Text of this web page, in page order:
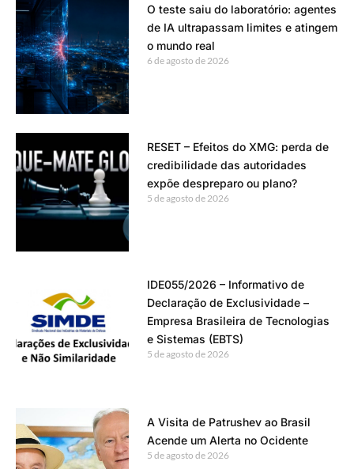
O teste saiu do laboratório: agentes
de IA ultrapassam limites e atingem
o mundo real
6 de agosto de 2026
RESET – Efeitos do XMG: perda de
credibilidade das autoridades
expõe despreparo ou plano?
5 de agosto de 2026
IDE055/2026 – Informativo de
Declaração de Exclusividade –
Empresa Brasileira de Tecnologias
e Sistemas (EBTS)
5 de agosto de 2026
A Visita de Patrushev ao Brasil
Acende um Alerta no Ocidente
5 de agosto de 2026